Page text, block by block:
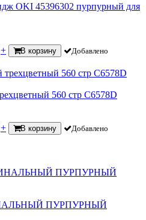
OKI 45396302 пурпурный для
+ В корзину Добавлено
560 стр C6578D
+ В корзину Добавлено
ПУРПУРНЫЙ